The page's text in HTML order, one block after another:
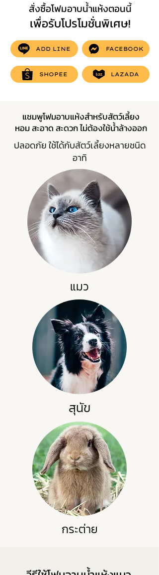
สั่งซื้อโฟมอาบน้ำแห้งตอนนี้
เพื่อรับโปรโมชั่นพิเศษ!
ADD LINE FACEBOOK
SHOPEE LAZADA
แชมพูโฟมอาบแห้งสำหรับสัตว์เลี้ยง
หอม สะอาด สะดวก ไม่ต้องใช้น้ำล้างออก
ปลอดภัย ใช้ได้กับสัตว์เลี้ยงหลายชนิด
อาทิ
แมว
สุนัข
กระต่าย